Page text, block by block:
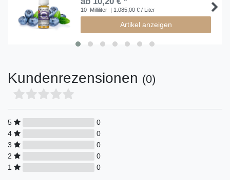
10 Milliliter | 1.085,00 € / Liter
Artikel anzeigen
Kundenrezensionen (0)
5
0
4
0
3
0
2
0
1
0